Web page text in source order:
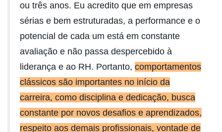
ou três anos. Eu acredito que em empresas
sérias e bem estruturadas, a performance e o
potencial de cada um está em constante
avaliação e não passa despercebido à
liderança e ao RH. Portanto, comportamentos
clássicos são importantes no início da
carreira, como disciplina e dedicação, busca
constante por novos desafios e aprendizados,
respeito aos demais profissionais, vontade de